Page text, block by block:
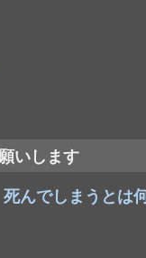
いします
んでしまうとは